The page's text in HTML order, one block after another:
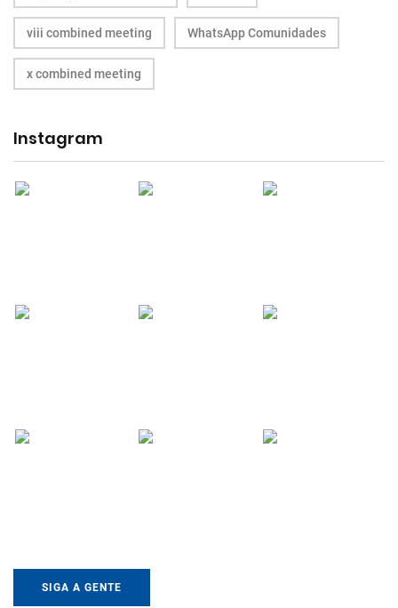
viii combined meeting WhatsApp Comunidades
x combined meeting
Instagram
SIGA A GENTE